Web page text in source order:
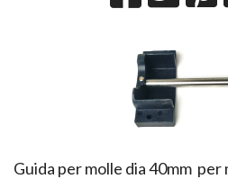
Guida per molle dia 40mm